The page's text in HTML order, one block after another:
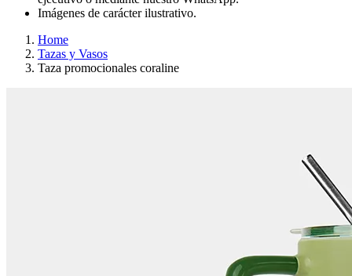
Imágenes de carácter ilustrativo.
Home
Tazas y Vasos
Taza promocionales coraline